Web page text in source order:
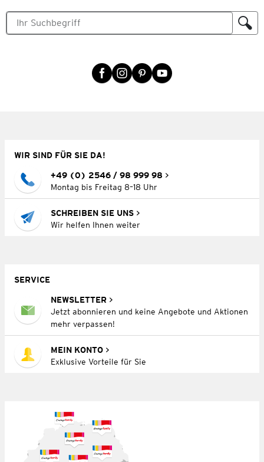
WIR SIND FÜR SIE DA!
+49 (0) 2546 / 98 999 98
Montag bis Freitag 8–18 Uhr
SCHREIBEN SIE UNS
Wir helfen Ihnen weiter
SERVICE
NEWSLETTER
Jetzt abonnieren und keine Angebote und Aktionen
mehr verpassen!
MEIN KONTO
Exklusive Vorteile für Sie